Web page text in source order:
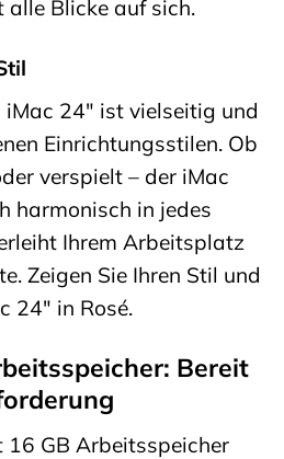
Blicke auf sich.
iMac 24″ ist vielseitig und
Einrichtungsstilen. Ob
verspielt – der iMac
harmonisch in jedes
Ihrem Arbeitsplatz
Zeigen Sie Ihren Stil und
24″ in Rosé.
Bereit
16 GB Arbeitsspeicher